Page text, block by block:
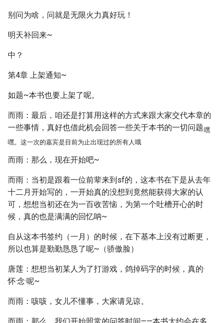
别问为啥，问就是无限火力真好玩！
明天补回来~
中？
第4章 上架通知~
如题~本书也要上架了呢。
而雨：最后，咱还是打算用这样的方式来跟大家交代本章的
一些事情，真好也借此机会回答一些关于本书的一切问题嘿
嘿。这一次的嘉宾是目前为止出现过的所有人哦
而雨：那么，现在开始吧~
而雨：当初是跟着一位前辈来到sf的，这本书在下是从去年
十二月开始写的，一开始真的没想到竟然能获得大家的认
可，想想当初还在为一百收苦恼，为第一个吐槽开心的时
候，真的也是满满的回忆呐~
自从这本书签约（一月）的时候，在下基本上没有过断更，
所以也算是勤勤恳恳了呢~（骄傲脸）
唐莲：想想当初某人为了打游戏，鸽掉码字的时候，真的·
怀·念·呢~
而雨：咳咳，女儿不懂事，大家请见谅。